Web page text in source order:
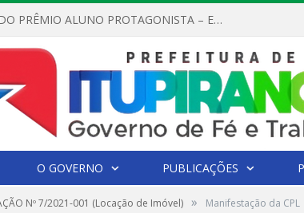
REGULAMENTO OFICIAL DO PRÊMIO ALUNO PROTAGONISTA – EDIÇÃO 2026
O GOVERNO PUBLICAÇÕES
Nº 7/2021-001 (Locação de Imóvel) » Manifestação da CPL